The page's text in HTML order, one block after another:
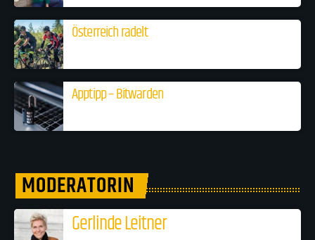
Österreich radelt
Apptipp – Bitwarden
MODERATORIN
Gerlinde Leitner